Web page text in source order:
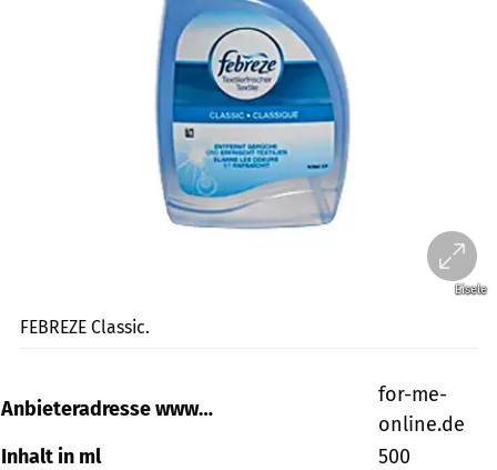
Eisele
FEBREZE Classic.
Anbieteradresse www…
for-me-
online.de
Inhalt in ml
500